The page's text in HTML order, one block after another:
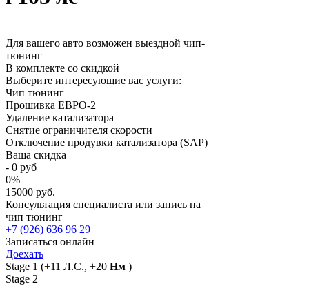
Для вашего авто возможен выездной чип-
тюнинг
В комплекте со скидкой
Выберите интересующие вас услуги:
Чип тюнинг
Прошивка ЕВРО-2
Удаление катализатора
Снятие ограничителя скорости
Отключение продувки катализатора (SAP)
Ваша скидка
- 0 руб
0%
15000 руб.
Консультация специалиста или запись на
чип тюнинг
+7 (926) 636 96 29
Записаться онлайн
Доехать
Stage 1 (+11 Л.С., +20 Нм )
Stage 2